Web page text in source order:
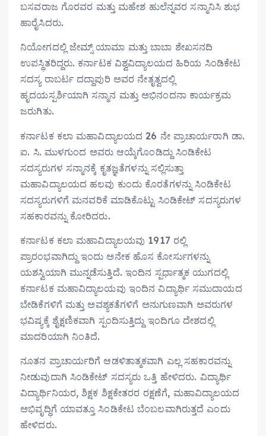
ಬಸವರಾಜ ಗೊರವರ ಮತ್ತು ಮಹೇಶ ಹುಲೆನ್ನವರ ಸನ್ಮಾನಿಸಿ ಶುಭ
ಹಾರೈಸಿದರು.
ನಿಯೋಗದಲ್ಲಿ ಜೇಮ್ಸ್ ಯಾಮಾ ಮತ್ತು ಬಾಬಾ ಶೇಖಸನದಿ
ಉಪಸ್ಥಿತರಿದ್ದರು. ಕರ್ನಾಟಕ ವಿಶ್ವವಿದ್ಯಾಲಯದ ಹಿರಿಯ ಸಿಂಡಿಕೇಟ
ಸದಸ್ಯ ರಾಬರ್ಟ ದದ್ದಾಪುರಿ ಅವರ ನೇತೃತ್ವದಲ್ಲಿ
ಹೃದಯಸ್ಪರ್ಶಿಯಾಗಿ ಸನ್ಮಾನ ಮತ್ತು ಅಭಿನಂದನಾ ಕಾರ್ಯಕ್ರಮ
ಜರುಗಿತು.
ಕರ್ನಾಟಕ ಕಲಾ ಮಹಾವಿದ್ಯಾಲಯದ 26 ನೇ ಪ್ರಾಚಾರ್ಯರಾಗಿ ಡಾ.
ಐ. ಸಿ. ಮುಳಗುಂದ ಅವರು ಆಯ್ಕೆಗೊಂಡಿದ್ದು ಸಿಂಡಿಕೇಟ
ಸದಸ್ಯರುಗಳ ಸನ್ಮಾನಕ್ಕೆ ಕೃತಜ್ಞತೆಗಳನ್ನು ಸಲ್ಲಿಸುತ್ತಾ
ಮಹಾವಿದ್ಯಾಲಯದ ಹಲವು ಕುಂದು ಕೊರತೆಗಳನ್ನು ಸಿಂಡಿಕೇಟ
ಸದಸ್ಯರುಗಳಿಗೆ ಮನವರಿಕೆ ಮಾಡಿಕೊಟ್ಟು ಸಿಂಡಿಕೇಟ್ ಸದಸ್ಯರುಗಳ
ಸಹಕಾರವನ್ನು ಕೋರಿದರು.
ಕರ್ನಾಟಕ ಕಲಾ ಮಹಾವಿದ್ಯಾಲಯವು 1917 ರಲ್ಲಿ
ಪ್ರಾರಂಭವಾಗಿದ್ದು ಇಂದು ಅನೇಕ ಹೊಸ ಕೋರ್ಸುಗಳನ್ನು
ಯಶಸ್ವಿಯಾಗಿ ಮುನ್ನಡೆಸುತ್ತಿದೆ. ಇಂದಿನ ಸ್ಪರ್ಧಾತ್ಮಕ ಯುಗದಲ್ಲಿ
ಕರ್ನಾಟಕ ಮಹಾವಿದ್ಯಾಲಯವು ಇಂದಿನ ವಿದ್ಯಾರ್ಥಿ ಸಮುದಾಯದ
ಬೇಡಿಕೆಗಳಿಗೆ ಮತ್ತು ಅವಶ್ಯಕತೆಗಳಿಗೆ ಅನುಗುಣವಾಗಿ ಅವರುಗಳ
ಭವಿಷ್ಯಕ್ಕೆ ಶೈಕ್ಷಣಿಕವಾಗಿ ಸ್ಪಂದಿಸುತ್ತಿದ್ದು ಇಂದಿಗೂ ದೇಶದಲ್ಲಿ
ಮಾದರಿಯಾಗಿ ನಿಂತಿದೆ.
ನೂತನ ಪ್ರಾಚಾರ್ಯರಿಗೆ ಆಡಳಿತಾತ್ಮಕವಾಗಿ ಎಲ್ಲ ಸಹಕಾರವನ್ನು
ನೀಡುವುದಾಗಿ ಸಿಂಡಿಕೇಟ್‌ ಸದಸ್ಯರು ಒತ್ತಿ ಹೇಳಿದರು. ವಿದ್ಯಾರ್ಥಿ
ವಿದ್ಯಾರ್ಥಿನಿಯರ, ಶಿಕ್ಷಕ ಶಿಕ್ಷಕೇತರರ ರಕ್ಷಣೆಗೆ, ಮಹಾವಿದ್ಯಾಲಯದ
ಅಭಿವೃದ್ಧಿಗೆ ಯಾವತ್ತೂ ಸಿಂಡಿಕೇಟ ಬೆಂಬಲವಾಗಿರುತ್ತದೆ ಎಂದು
ಹೇಳಿದರು.